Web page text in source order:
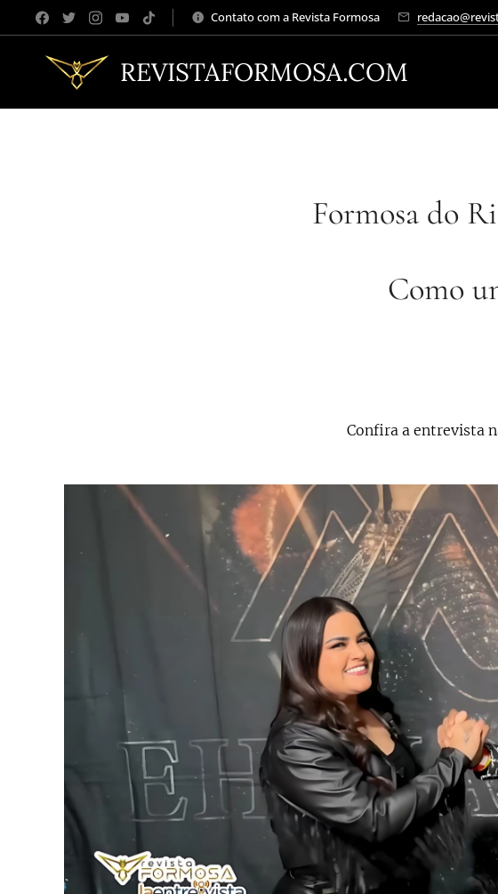
Contato com a Revista Formosa
REVISTAFORMOSA.COM
Formosa do
Como
Confira a entrevista